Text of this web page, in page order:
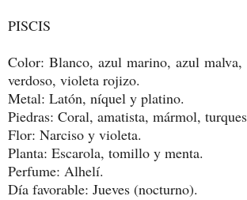
PISCIS
Color: Blanco, azul marino, azul malva,
verdoso, violeta rojizo.
Metal: Latón, níquel y platino.
Piedras: Coral, amatista, mármol,
Flor: Narciso y violeta.
Planta: Escarola, tomillo y menta.
Perfume: Alhelí.
Día favorable: Jueves (nocturno).